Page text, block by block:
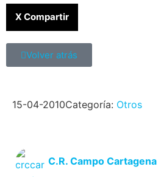
X Compartir
Volver atrás
15-04-2010Categoría: Otros
C.R. Campo Cartagena